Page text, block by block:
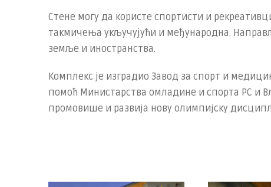
Стене могу да користе спортисти и
такмичења укључујући и међународна.
земље и иностранства.
Комплекс је изградио Завод за спорт и
помоћ Министарства омладине и спорта РС и
промовише и развија нову олимпијску